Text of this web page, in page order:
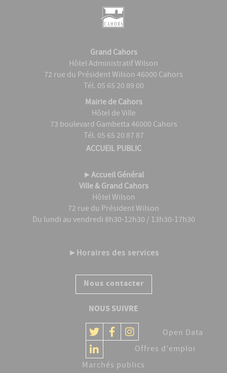
Grand Cahors
Hôtel Administratif Wilson
72 rue du Président Wilson 46000 Cahors
Tél. 05 65 20 89 00
Mairie de Cahors
Hôtel de Ville
73 boulevard Gambetta 46000 Cahors
Tél. 05 65 20 87 87
ACCUEIL PUBLIC
►Accueil Général
Ville & Grand Cahors
Hôtel Wilson
72 rue du Président Wilson
Du lundi au vendredi 8h30-12h30 / 13h30-17h30
► Horaires des services
Nous contacter
NOUS SUIVRE
Open Data
Offres d'emploi
Marchés publics